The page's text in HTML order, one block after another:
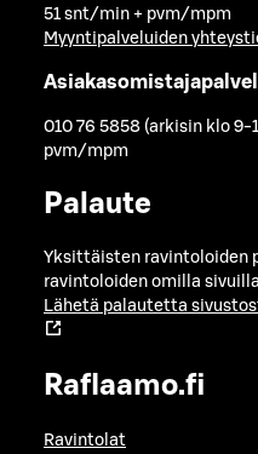
51 snt/min + pvm/mpm
Myyntipalveluiden
010 76 5858 (arkisin klo 9-
pvm/mpm
Palaute
Yksittäisten ravintoloiden
ravintoloiden omilla
Lähetä palautetta
Raflaamo.fi
Ravintolat